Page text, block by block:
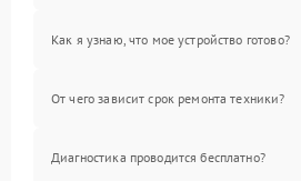
Как я узнаю, что мое устройство готово?
От чего зависит срок ремонта техники?
Диагностика проводится бесплатно?